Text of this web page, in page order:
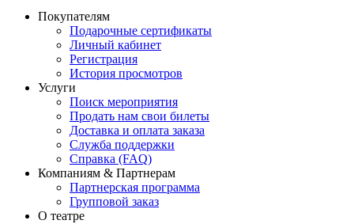
Покупателям
Подарочные сертификаты
Личный кабинет
Регистрация
История просмотров
Услуги
Поиск мероприятия
Продать нам свои билеты
Доставка и оплата заказа
Служба поддержки
Справка (FAQ)
Компаниям & Партнерам
Партнерская программа
Групповой заказ
О театре